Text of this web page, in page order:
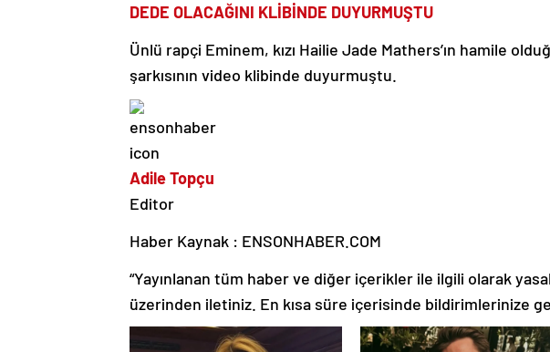
DEDE OLACAĞINI KLİBİNDE DUYURMUŞTU
Ünlü rapçi Eminem, kızı Hailie Jade Mathers’ın hamile
şarkısının video klibinde duyurmuştu.
Adile Topçu
Editor
Haber Kaynak : ENSONHABER.COM
“Yayınlanan tüm haber ve diğer içerikler ile ilgili olarak
üzerinden iletiniz. En kısa süre içerisinde bildirimlerinize